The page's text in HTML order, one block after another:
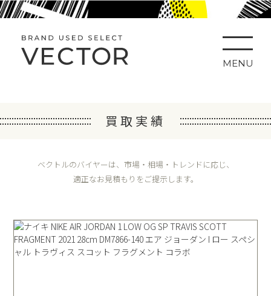
MENU
買取実績
ベクトルのバイヤーは、市場・相場・トレンドに応じ、
適正なお見積もりをご提示します。